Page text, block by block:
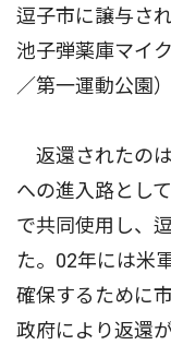
逗子市に譲与さ
池子弾薬庫マイ
／第一運動公園
返還されたの
への進入路とし
で共同使用し、
た。02年には米
確保するために
政府により返還